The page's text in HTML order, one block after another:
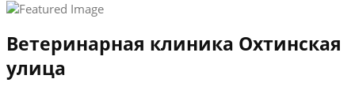
Ветеринарная клиника Охтинская
улица